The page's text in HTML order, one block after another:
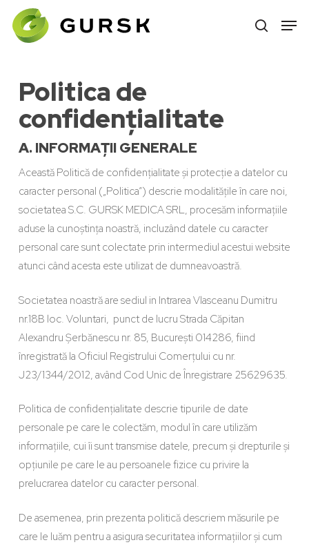
Politica de
confidențialitate
A. INFORMAȚII GENERALE
Această Politică de confidențialitate și protecție a datelor cu
caracter personal („Politica”) descrie modalitățile în care noi,
societatea S.C. GURSK MEDICA SRL, procesăm informațiile
aduse la cunoștința noastră, incluzând datele cu caracter
personal care sunt colectate prin intermediul acestui website
atunci când acesta este utilizat de dumneavoastră.
Societatea noastră are sediul in Intrarea Vlasceanu Dumitru
nr.18B loc. Voluntari, punct de lucru Strada Căpitan
Alexandru Șerbănescu nr. 85, București 014286, fiind
înregistrată la Oficiul Registrului Comerțului cu nr.
J23/1344/2012, având Cod Unic de Înregistrare 25629635.
Politica de confidențialitate descrie tipurile de date
personale pe care le colectăm, modul în care utilizăm
informațiile, cui îi sunt transmise datele, precum și drepturile și
opțiunile pe care le au persoanele fizice cu privire la
prelucrarea datelor cu caracter personal.
De asemenea, prin prezenta politică descriem măsurile pe
care le luăm pentru a asigura securitatea informațiilor și cum